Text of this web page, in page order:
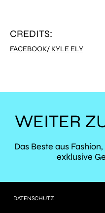
CREDITS:
FACEBOOK/ KYLE ELY
WEITER
Das Beste aus
exklusive
DATENSCHUTZ